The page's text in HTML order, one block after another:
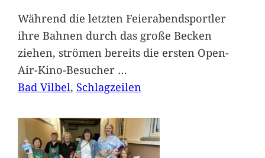
Während die letzten Feierabendsportler
ihre Bahnen durch das große Becken
ziehen, strömen bereits die ersten Open-
Air-Kino-Besucher …
Bad Vilbel, Schlagzeilen